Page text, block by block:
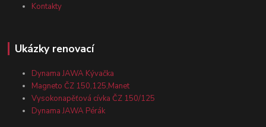
Kontakty
Ukázky renovací
Dynama JAWA Kývačka
Magneto ČZ 150,125,Manet
Vysokonapěťová cívka ČZ 150/125
Dynama JAWA Pérák